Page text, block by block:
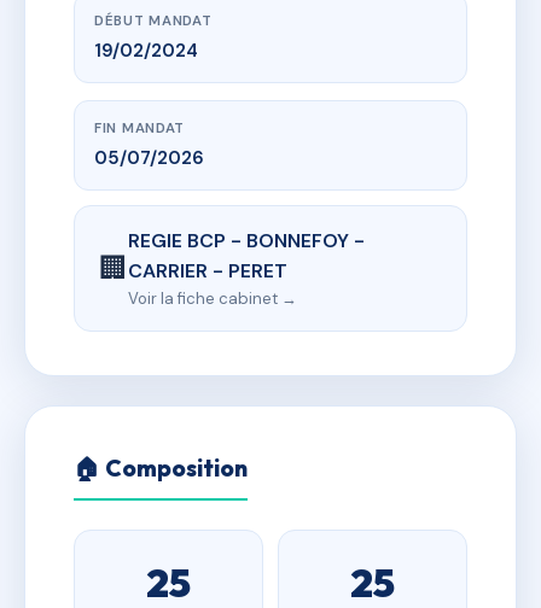
DÉBUT MANDAT
19/02/2024
FIN MANDAT
05/07/2026
🏢
REGIE BCP - BONNEFOY -
CARRIER - PERET
Voir la fiche cabinet →
🏠 Composition
25 25